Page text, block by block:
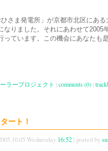
さま発電所」が京都市北区にある
なりました。それにあわせて2005
っています。この機会にあなたも
ラープロジェクト |comments (0) |
ート！
Wednesday 16:52 | posted by